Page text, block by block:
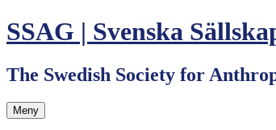
Hoppa
till
SSAG | Svenska
The Swedish Society for
Meny